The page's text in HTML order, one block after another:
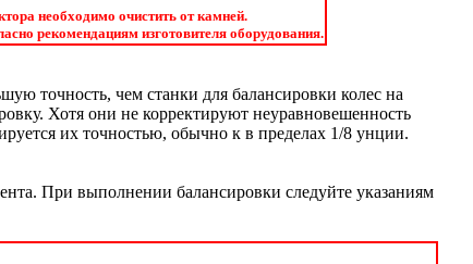
необходимо очистить от камней.
рекомендациям изготовителя оборудования.
точность, чем станки для балансировки колес на
Хотя они не корректируют неуравновешенность
их точностью, обычно к в пределах 1/8 унции.
При выполнении балансировки следуйте указаниям